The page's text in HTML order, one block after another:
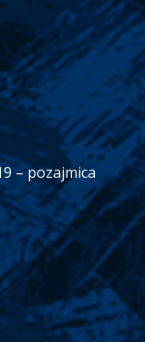
– pozajmica